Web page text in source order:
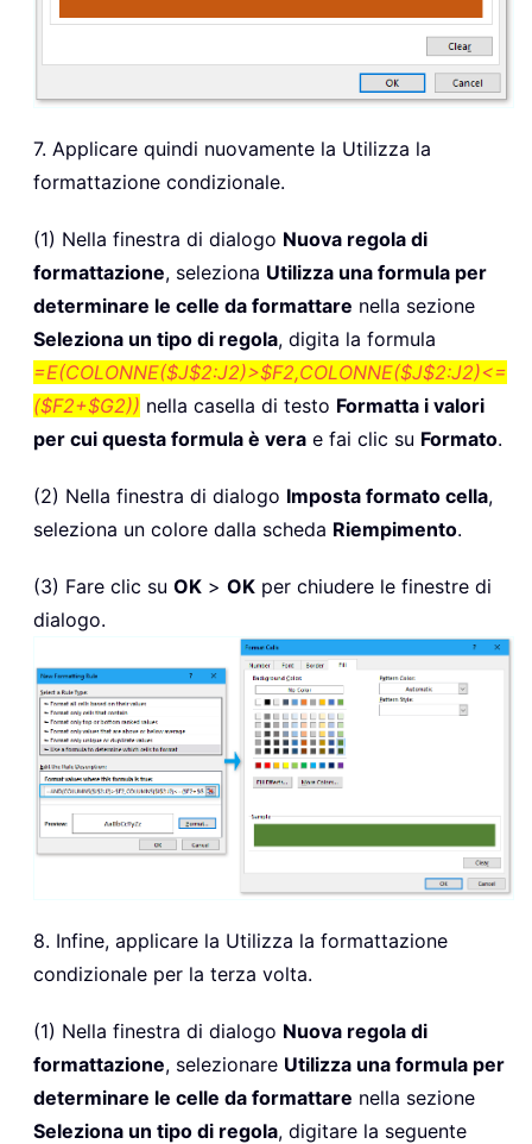
7. Applicare quindi nuovamente la Utilizza la
formattazione condizionale.
(1) Nella finestra di dialogo Nuova regola di
formattazione, seleziona Utilizza una formula per
determinare le celle da formattare nella sezione
Seleziona un tipo di regola, digita la formula
=E(COLONNE($J$2:J2)>$F2,COLONNE($J$2:J2)<=
($F2+$G2)) nella casella di testo Formatta i valori
per cui questa formula è vera e fai clic su Formato.
(2) Nella finestra di dialogo Imposta formato cella,
seleziona un colore dalla scheda Riempimento.
(3) Fare clic su OK > OK per chiudere le finestre di
dialogo.
8. Infine, applicare la Utilizza la formattazione
condizionale per la terza volta.
(1) Nella finestra di dialogo Nuova regola di
formattazione, selezionare Utilizza una formula per
determinare le celle da formattare nella sezione
Seleziona un tipo di regola, digitare la seguente